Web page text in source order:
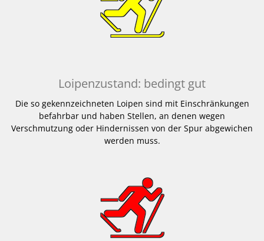
Loipenzustand: bedingt gut
Die so gekennzeichneten Loipen sind mit Einschränkungen
befahrbar und haben Stellen, an denen wegen
Verschmutzung oder Hindernissen von der Spur abgewichen
werden muss.